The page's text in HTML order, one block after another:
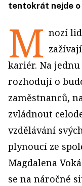
tentokrát nejde o
M nozí
kariér. Na
rozhodují o
zaměstnanců,
zvládnout
vzdělávání
plynoucí ze
Magdalena
se na náročné